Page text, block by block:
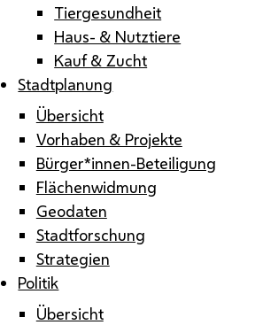
Tiergesundheit
Haus- & Nutztiere
Kauf & Zucht
Stadtplanung
Übersicht
Vorhaben & Projekte
Bürger*innen-Beteiligung
Flächenwidmung
Geodaten
Stadtforschung
Strategien
Politik
Übersicht